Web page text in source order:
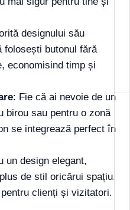
designului său
folosești butonul fără
economisind timp și
: Fie că ai nevoie de un
birou sau pentru o zonă
se integrează perfect în
un design elegant,
de stil oricărui spațiu,
clienți și vizitatori.